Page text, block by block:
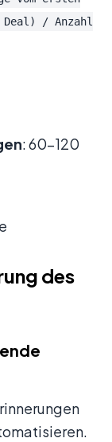
/ Anzahl
: 60-120
des